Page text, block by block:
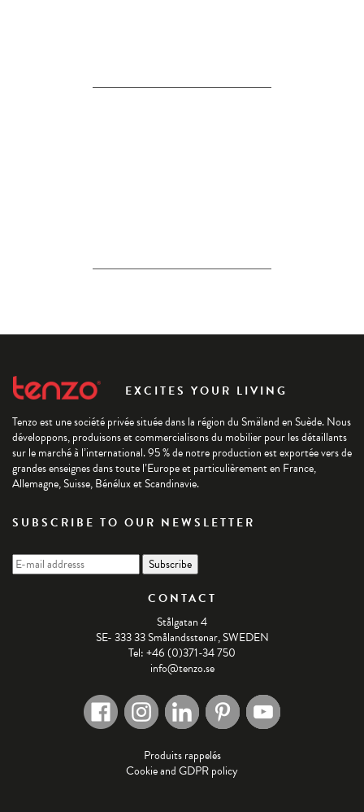
EXCITES YOUR LIVING
Tenzo est une société privée située dans la région du Smäland en Suède. Nous
développons, produisons et commercialisons du mobilier pour les détaillants
sur le marché à l’international. 95 % de notre production est exportée vers de
grandes enseignes dans toute l’Europe et particulièrement en France,
Allemagne, Suisse, Bénélux et Scandinavie.
SUBSCRIBE TO OUR NEWSLETTER
CONTACT
Stålgatan 4
SE- 333 33 Smålandsstenar, SWEDEN
Tel: +46 (0)371-34 750
info@tenzo.se
Produits rappelés
Cookie and GDPR policy